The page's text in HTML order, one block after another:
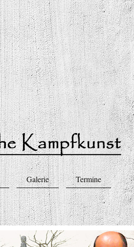
Galerie Termine